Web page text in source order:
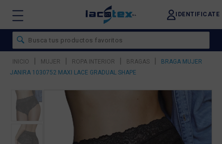
IDENTIFICATE
INICIO | MUJER | ROPA INTERIOR | BRAGAS |
BRAGA MUJER
JANIRA 1030752 MAXI LACE GRADUAL SHAPE